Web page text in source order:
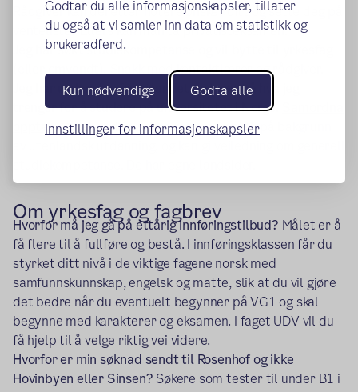
Godtar du alle informasjonskapsler, tillater
du også at vi samler inn data om statistikk og
brukeradferd.
Kun nødvendige Godta alle
Innstillinger for informasjonskapsler
Rådgiver kan deretter notere ønsket ditt og sette deg på
venteliste. Ellers kan man ta privatisteksamen.
Jeg har søkt studiekompetanse og vil bytte til yrkesfag
(eller omvendt).Snakk med kontaktlærer og rådgiver.
Jeg har utdanning fra utlandet og lurer på hva jeg
trenger for å studere på universitetet i Norge.
opptak
(ekstern lenke)
behandler søknader om opptak på bakgrunn
Om yrkesfag og fagbrev
Hvorfor må jeg gå på ettårig innføringstilbud? Målet er å
få flere til å fullføre og bestå. I innføringsklassen får du
styrket ditt nivå i de viktige fagene norsk med
samfunnskunnskap, engelsk og matte, slik at du vil gjøre
det bedre når du eventuelt begynner på VG1 og skal
begynne med karakterer og eksamen. I faget UDV vil du
få hjelp til å velge riktig vei videre.
Hvorfor er min søknad sendt til Rosenhof og ikke
Hovinbyen eller Sinsen? Søkere som tester til under B1 i